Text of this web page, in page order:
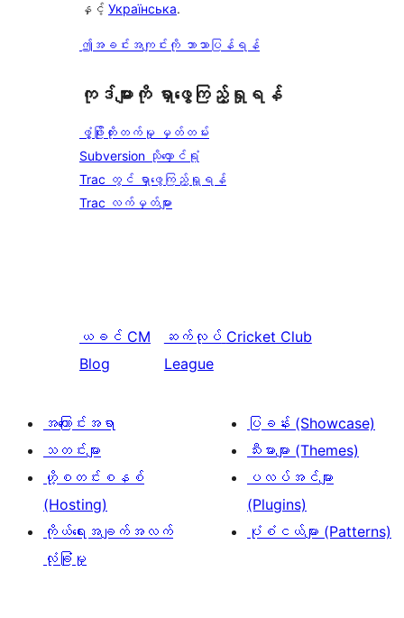
နှင့် Українська.
ဤအခင်းအကျင်းကို ဘာသာပြန်ရန်
ကုဒ်များကို ရှာဖွေကြည့်ရှုရန်
ဖွံ့ဖြိုးတိုးတက်မှု မှတ်တမ်း
Subversion သိုလှောင်ရုံ
Trac တွင် ရှာဖွေကြည့်ရှုရန်
Trac လက်မှတ်များ
ယခင် CM
Blog
ဆက်လုပ် Cricket Club
League
အကြောင်းအရာ
သတင်းများ
ဟို့စတင်းစနစ်
(Hosting)
ကိုယ်ရေးအချက်အလက်
လုံခြုံမှု
ပြခန်း (Showcase)
သီးမားများ (Themes)
ပလပ်အင်များ
(Plugins)
ပုံစံငယ်များ (Patterns)